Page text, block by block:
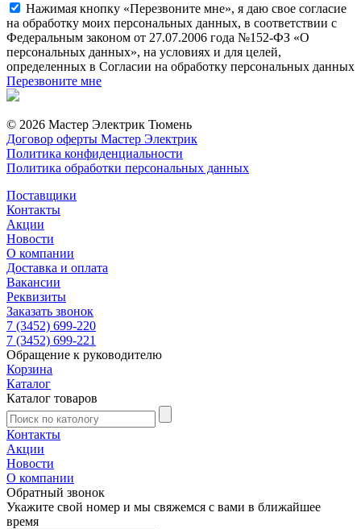
Нажимая кнопку «Перезвоните мне», я даю свое согласие
на обработку моих персональных данных, в соответствии с
Федеральным законом от 27.07.2006 года №152-ФЗ «О
персональных данных», на условиях и для целей,
определенных в Согласии на обработку персональных данных
Перезвоните мне
© 2026 Мастер Электрик Тюмень
Договор оферты Мастер Электрик
Политика конфиденциальности
Политика обработки персональных данных
Поставщики
Контакты
Акции
Новости
О компании
Доставка и оплата
Вакансии
Реквизиты
Заказать звонок
7 (3452) 699-220
7 (3452) 699-221
Обращение к руководителю
Корзина
Каталог
Каталог товаров
Контакты
Акции
Новости
О компании
Обратный звонок
Укажите свой номер и мы свяжемся с вами в ближайшее
время